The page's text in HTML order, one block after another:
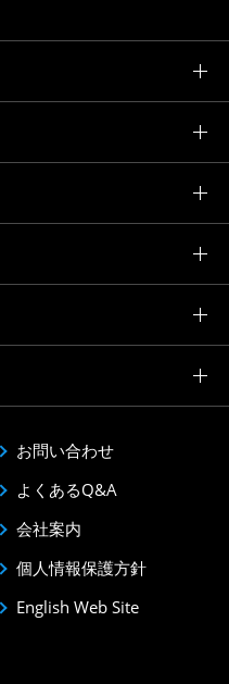
お問い合わせ
よくあるQ&A
会社案内
個人情報保護方針
English Web Site